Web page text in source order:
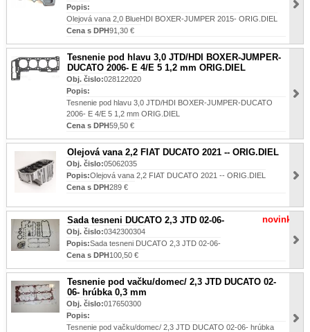
Popis:
Olejová vana 2,0 BlueHDI BOXER-JUMPER 2015- ORIG.DIEL
Cena s DPH91,30 €
Tesnenie pod hlavu 3,0 JTD/HDI BOXER-JUMPER-
DUCATO 2006- E 4/E 5 1,2 mm ORIG.DIEL
Obj. čislo:028122020
Popis:
Tesnenie pod hlavu 3,0 JTD/HDI BOXER-JUMPER-DUCATO
2006- E 4/E 5 1,2 mm ORIG.DIEL
Cena s DPH59,50 €
Olejová vana 2,2 FIAT DUCATO 2021 -- ORIG.DIEL
Obj. čislo:05062035
Popis:Olejová vana 2,2 FIAT DUCATO 2021 -- ORIG.DIEL
Cena s DPH289 €
Sada tesneni DUCATO 2,3 JTD 02-06- novinka
Obj. čislo:0342300304
Popis:Sada tesneni DUCATO 2,3 JTD 02-06-
Cena s DPH100,50 €
Tesnenie pod vačku/domec/ 2,3 JTD DUCATO 02-
06- hrúbka 0,3 mm
Obj. čislo:017650300
Popis:
Tesnenie pod vačku/domec/ 2,3 JTD DUCATO 02-06- hrúbka